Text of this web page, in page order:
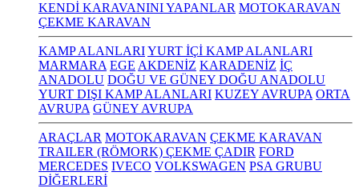
KENDİ KARAVANINI YAPANLAR MOTOKARAVAN
ÇEKME KARAVAN
KAMP ALANLARIYURT İÇİ KAMP ALANLARI
MARMARA EGE AKDENİZ KARADENİZ İÇ
ANADOLU DOĞU VE GÜNEY DOĞU ANADOLU
YURT DIŞI KAMP ALANLARI KUZEY AVRUPA ORTA
AVRUPA GÜNEY AVRUPA
ARAÇLAR MOTOKARAVAN ÇEKME KARAVAN
TRAILER (RÖMORK) ÇEKME ÇADIR FORD
MERCEDES IVECO VOLKSWAGEN PSA GRUBU
DİĞERLERİ